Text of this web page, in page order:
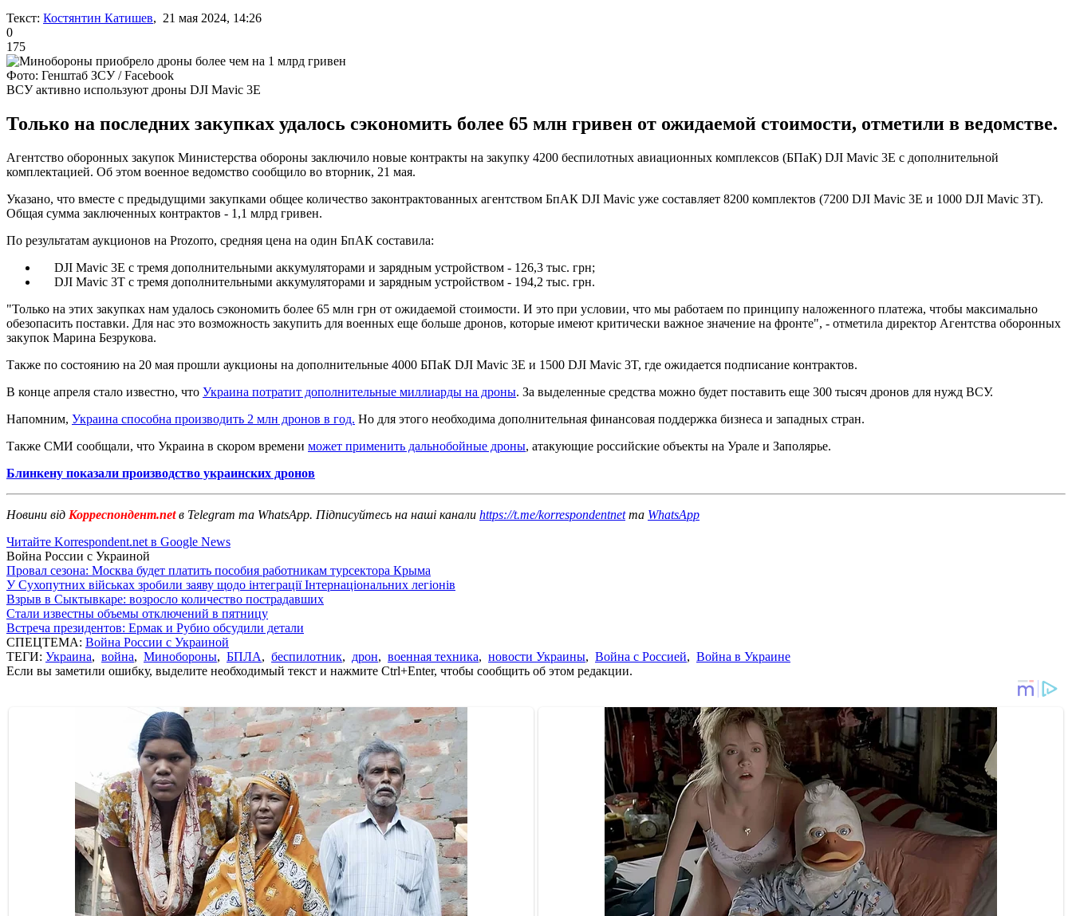
Текст: Костянтин Катишев, 21 мая 2024, 14:26
0
175
Фото: Генштаб ЗСУ / Facebook
ВСУ активно используют дроны DJI Mavic 3E
Только на последних закупках удалось сэкономить более 65 млн гривен от ожидаемой стоимости, отметили в ведомстве.
Агентство оборонных закупок Министерства обороны заключило новые контракты на закупку 4200 беспилотных авиационных комплексов (БПаК) DJI Mavic 3E с дополнительной
комплектацией. Об этом военное ведомство сообщило во вторник, 21 мая.
Указано, что вместе с предыдущими закупками общее количество законтрактованных агентством БпАК DJI Mavic уже составляет 8200 комплектов (7200 DJI Mavic 3E и 1000 DJI Mavic 3T).
Общая сумма заключенных контрактов - 1,1 млрд гривен.
По результатам аукционов на Prozorro, средняя цена на один БпАК составила:
DJI Mavic 3E с тремя дополнительными аккумуляторами и зарядным устройством - 126,3 тыс. грн;
DJI Mavic 3T с тремя дополнительными аккумуляторами и зарядным устройством - 194,2 тыс. грн.
"Только на этих закупках нам удалось сэкономить более 65 млн грн от ожидаемой стоимости. И это при условии, что мы работаем по принципу наложенного платежа, чтобы максимально
обезопасить поставки. Для нас это возможность закупить для военных еще больше дронов, которые имеют критически важное значение на фронте", - отметила директор Агентства оборонных
закупок Марина Безрукова.
Также по состоянию на 20 мая прошли аукционы на дополнительные 4000 БПаК DJI Mavic 3E и 1500 DJI Mavic 3T, где ожидается подписание контрактов.
В конце апреля стало известно, что Украина потратит дополнительные миллиарды на дроны. За выделенные средства можно будет поставить еще 300 тысяч дронов для нужд ВСУ.
Напомним, Украина способна производить 2 млн дронов в год. Но для этого необходима дополнительная финансовая поддержка бизнеса и западных стран.
Также СМИ сообщали, что Украина в скором времени может применить дальнобойные дроны, атакующие российские объекты на Урале и Заполярье.
Блинкену показали производство украинских дронов
Новини від Корреспондент.netв Telegram та WhatsApp. Підписуйтесь на наші канали https://t.me/korrespondentnetта WhatsApp
Читайте Korrespondent.net в Google News
Война России с Украиной
Провал сезона: Москва будет платить пособия работникам турсектора Крыма
У Сухопутних військах зробили заяву щодо інтеграції Інтернаціональних легіонів
Взрыв в Сыктывкаре: возросло количество пострадавших
Стали известны объемы отключений в пятницу
Встреча президентов: Ермак и Рубио обсудили детали
СПЕЦТЕМА: Война России с Украиной
ТЕГИ: Украина, война, Минобороны, БПЛА, беспилотник, дрон, военная техника, новости Украины, Война с Россией, Война в Украине
Если вы заметили ошибку, выделите необходимый текст и нажмите Ctrl+Enter, чтобы сообщить об этом редакции.